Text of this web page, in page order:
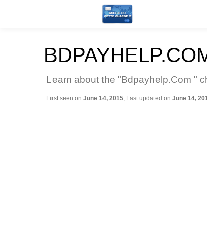
Learn about the "Bdpayhelp.Com "
First seen on June 14, 2015, Last updated on June 14,